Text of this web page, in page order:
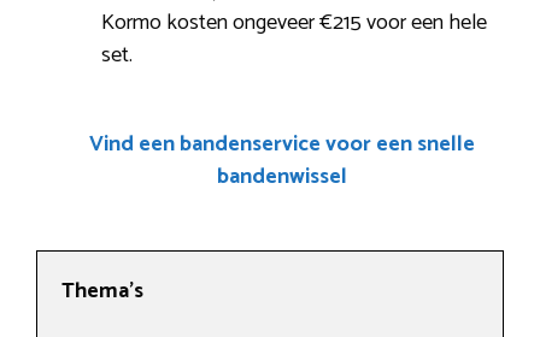
Kormo kosten ongeveer €215 voor een hele
set.
Vind een bandenservice voor een snelle
bandenwissel
Thema’s